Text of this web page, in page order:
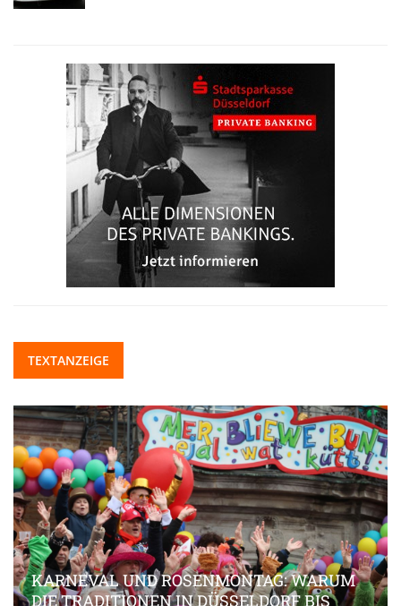
TEXTANZEIGE
KARNEVAL UND ROSENMONTAG: WARUM
DIE TRADITIONEN IN DÜSSELDORF BIS